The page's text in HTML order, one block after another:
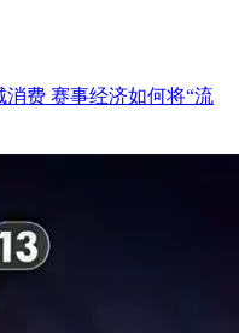
费 赛事经济如何将“流